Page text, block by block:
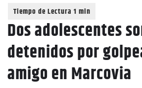
Dos adolescentes
detenidos por
amigo en Marcovia